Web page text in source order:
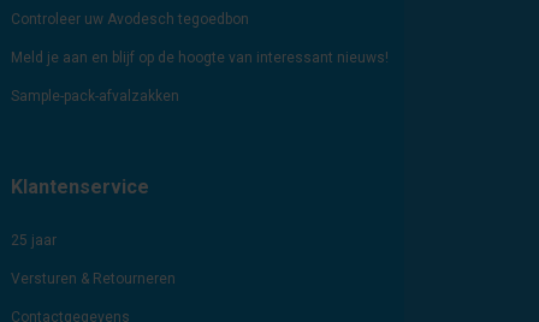
Controleer uw Avodesch tegoedbon
Meld je aan en blijf op de hoogte van interessant nieuws!
Sample-pack-afvalzakken
Klantenservice
25 jaar
Versturen & Retourneren
Contactgegevens